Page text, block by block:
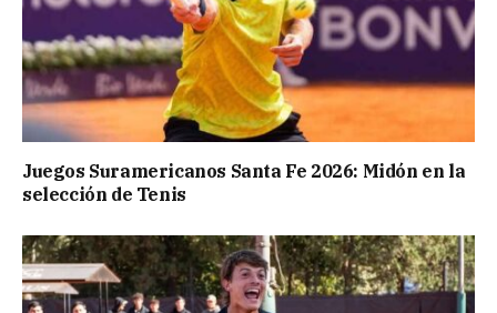
Juegos Suramericanos Santa Fe 2026: Midón en la
selección de Tenis